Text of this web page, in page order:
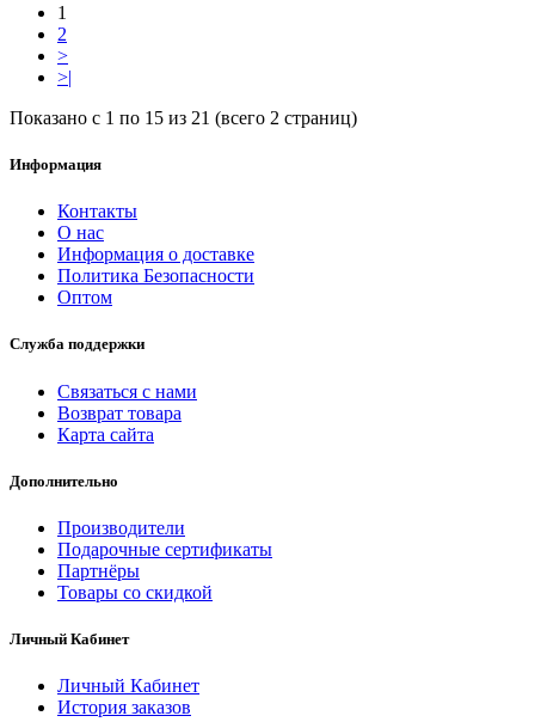
1
2
>
>|
Показано с 1 по 15 из 21 (всего 2 страниц)
Информация
Контакты
О нас
Информация о доставке
Политика Безопасности
Оптом
Служба поддержки
Связаться с нами
Возврат товара
Карта сайта
Дополнительно
Производители
Подарочные сертификаты
Партнёры
Товары со скидкой
Личный Кабинет
Личный Кабинет
История заказов